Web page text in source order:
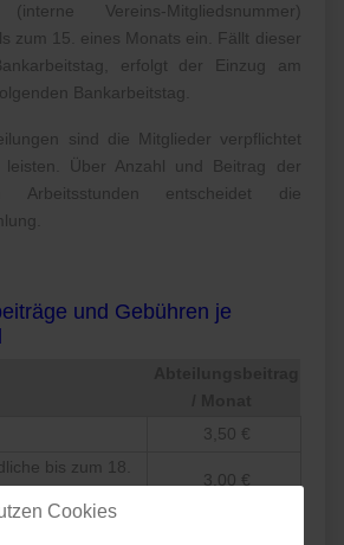
(interne Vereins-Mitgliedsnummer)
zum 15. eines Monats ein. Fällt dieser
erfolgt der Einzug am
Bankarbeitstag.
sind die Mitglieder verpflichtet
leisten. Über Anzahl und Beitrag der
Arbeitsstunden entscheidet die
und Gebühren je
3,50 €
bis zum 18.
3,00 €
(2)
Cookies